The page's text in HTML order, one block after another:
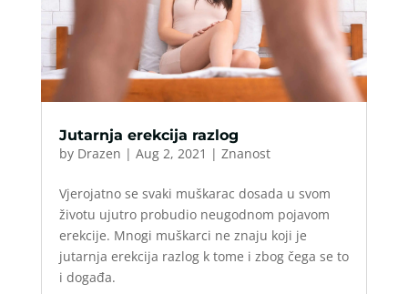
Jutarnja erekcija razlog
by Drazen | Aug 2, 2021 | Znanost
Vjerojatno se svaki muškarac dosada u svom
životu ujutro probudio neugodnom pojavom
erekcije. Mnogi muškarci ne znaju koji je
jutarnja erekcija razlog k tome i zbog čega se to
i događa.